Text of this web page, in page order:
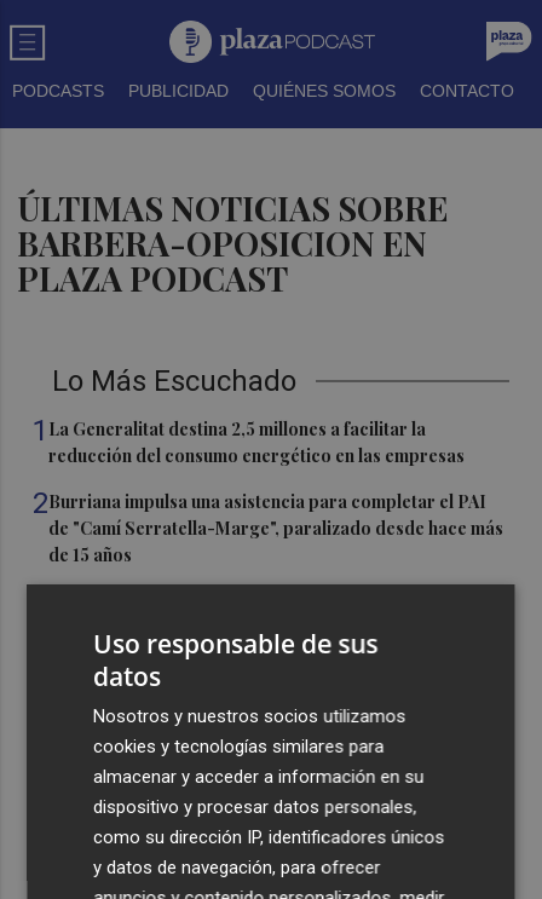
PODCASTS PUBLICIDAD QUIÉNES SOMOS CONTACTO
ÚLTIMAS NOTICIAS SOBRE
BARBERA-OPOSICION EN
PLAZA PODCAST
Lo Más Escuchado
1 La Generalitat destina 2,5 millones a facilitar la
reducción del consumo energético en las empresas
2Burriana impulsa una asistencia para completar el PAI
de "Camí Serratella-Marge", paralizado desde hace más
de 15 años
euros de Carrasco"
obras de reforma de la tenencia de alcaldía sur
Castelló acelera el montaje de la infraestructura en las
playas y el Planetari del eclipse para convertirlo en "un
evento histórico"
Uso responsable de sus
datos
Nosotros y nuestros socios utilizamos
cookies y tecnologías similares para
almacenar y acceder a información en su
dispositivo y procesar datos personales,
como su dirección IP, identificadores únicos
y datos de navegación, para ofrecer